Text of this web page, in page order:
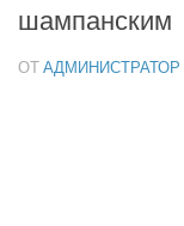
шампанским
ОТ АДМИНИСТРАТОР